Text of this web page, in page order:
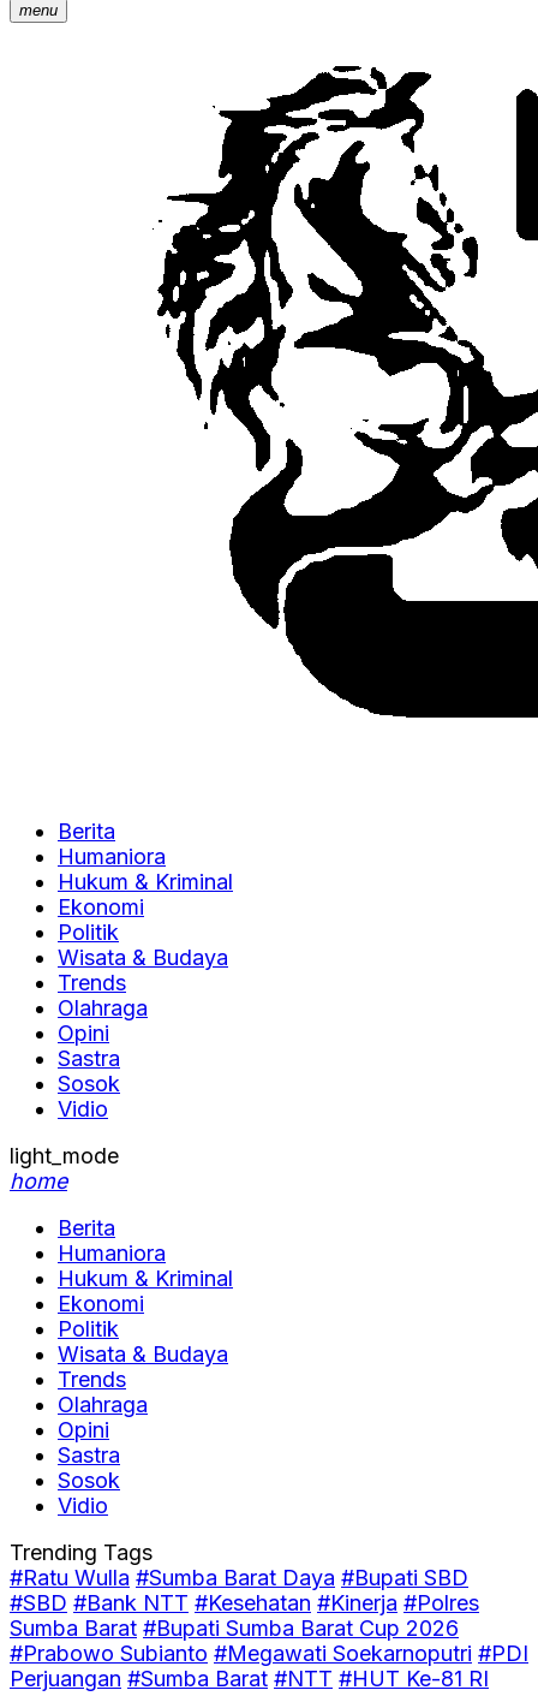
menu
Berita
Humaniora
Hukum & Kriminal
Ekonomi
Politik
Wisata & Budaya
Trends
Olahraga
Opini
Sastra
Sosok
Vidio
light_mode
home
Berita
Humaniora
Hukum & Kriminal
Ekonomi
Politik
Wisata & Budaya
Trends
Olahraga
Opini
Sastra
Sosok
Vidio
Trending Tags
#Ratu Wulla #Sumba Barat Daya #Bupati SBD
#SBD #Bank NTT #Kesehatan #Kinerja #Polres
Sumba Barat #Bupati Sumba Barat Cup 2026
#Prabowo Subianto #Megawati Soekarnoputri #PDI
Perjuangan #Sumba Barat #NTT #HUT Ke-81 RI